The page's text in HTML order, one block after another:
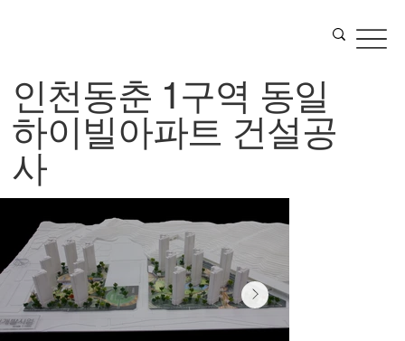
인천동춘 1구역 동일
하이빌아파트 건설공
사